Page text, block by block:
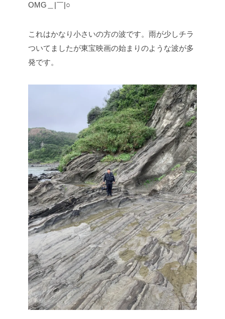
OMG＿|￣|○
これはかなり小さいの方の波です。雨が少しチラ
ついてましたが東宝映画の始まりのような波が多
発です。